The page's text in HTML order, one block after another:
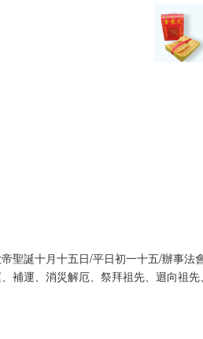
聖誕十月十五日/平日初一十五/辦事法
運、消災解厄、祭拜祖先、迴向祖